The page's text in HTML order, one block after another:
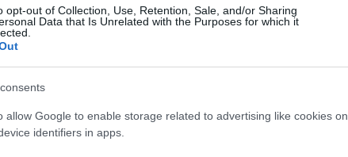
opt-out of Collection, Use, Retention, Sale, and/or Sharing
Data that Is Unrelated with the Purposes for which it
allow Google to enable storage related to advertising like cookies on
identifiers in apps.
Dla najbardziej
zawieszenia adaptacyjnego, który
są teoretycznie niewielkie, ale
poprawić samochód. Spodziewamy
pojawi się już niedługo.